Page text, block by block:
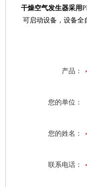
干燥空气发生器采用
可启动设备，设备全
产品：
您的单位：
您的姓名：
联系电话：